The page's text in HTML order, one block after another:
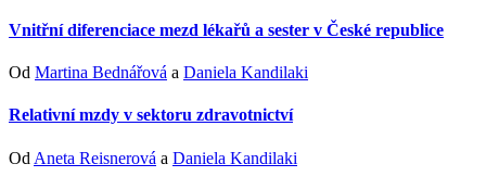
Vnitřní diferenciace mezd lékařů a sester v České republice
Od Martina Bednářová a Daniela Kandilaki
Relativní mzdy v sektoru zdravotnictví
Od Aneta Reisnerová a Daniela Kandilaki